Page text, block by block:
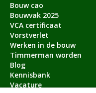
Bouw cao
Bouwvak 2025
VCA certificaat
Vorstverlet
Werken in de bouw
Timmerman worden
Blog
Kennisbank
Vacature